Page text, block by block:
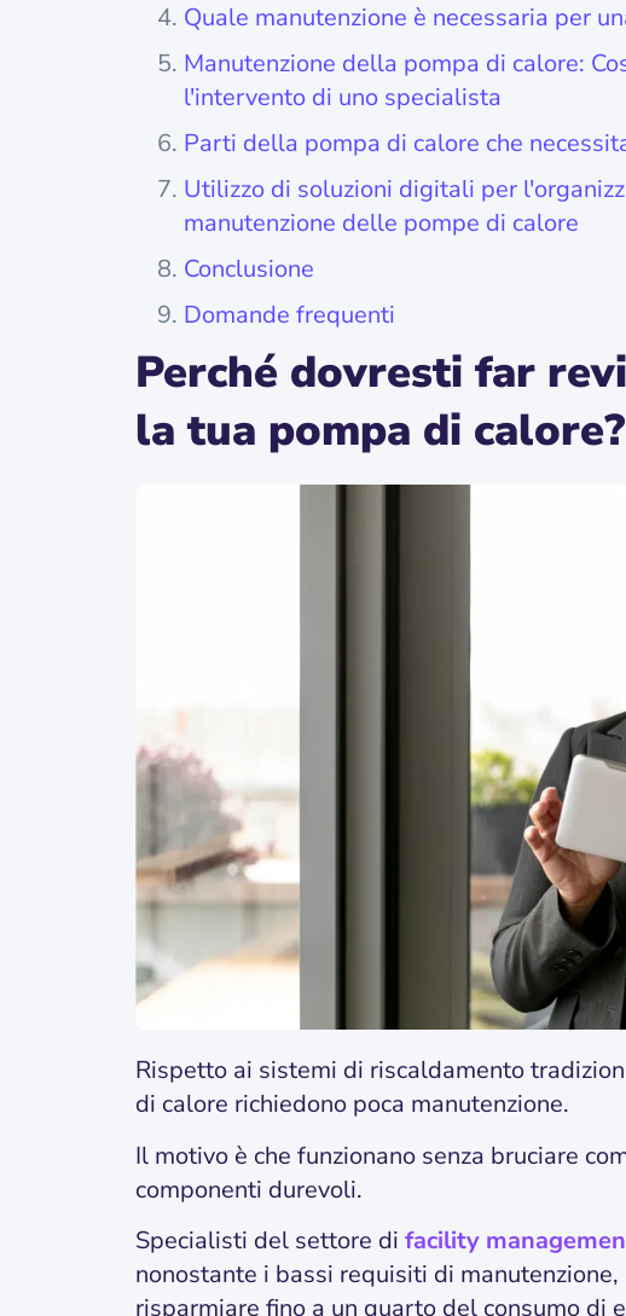
Quale manutenzione è necessaria per
Manutenzione della pompa di calore:
l'intervento di uno specialista
Parti della pompa di calore che
Utilizzo di soluzioni digitali per
manutenzione delle pompe di calore
Conclusione
Domande frequenti
Perché dovresti far
la tua pompa di calore?
Rispetto ai sistemi di riscaldamento
di calore richiedono poca manutenzione.
Il motivo è che funzionano senza bruciare
componenti durevoli.
Specialisti del settore di facility
nonostante i bassi requisiti di
risparmiare fino a un quarto del consumo di